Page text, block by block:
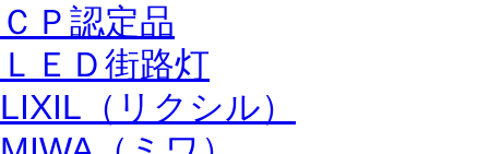
ＣＰ認定品
ＬＥＤ街路灯
LIXIL（リクシル）